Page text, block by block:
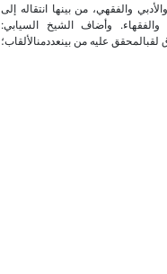
والفقهي، من بينها انتقاله إلى
وأضاف الشيخ السيابي:
عليه من بينعددمنالألقاب؛